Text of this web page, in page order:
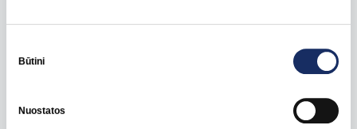
pasirinkimas
Būtini
Nuostatos
Tarptautinės žaliosios energetikos bendrovės „Ignitis
renewables“, pastatytas Mažeikių vėjo parkas įsikūręs
bendra galia siekia 63 MW. Šis vėjo elektros energiją